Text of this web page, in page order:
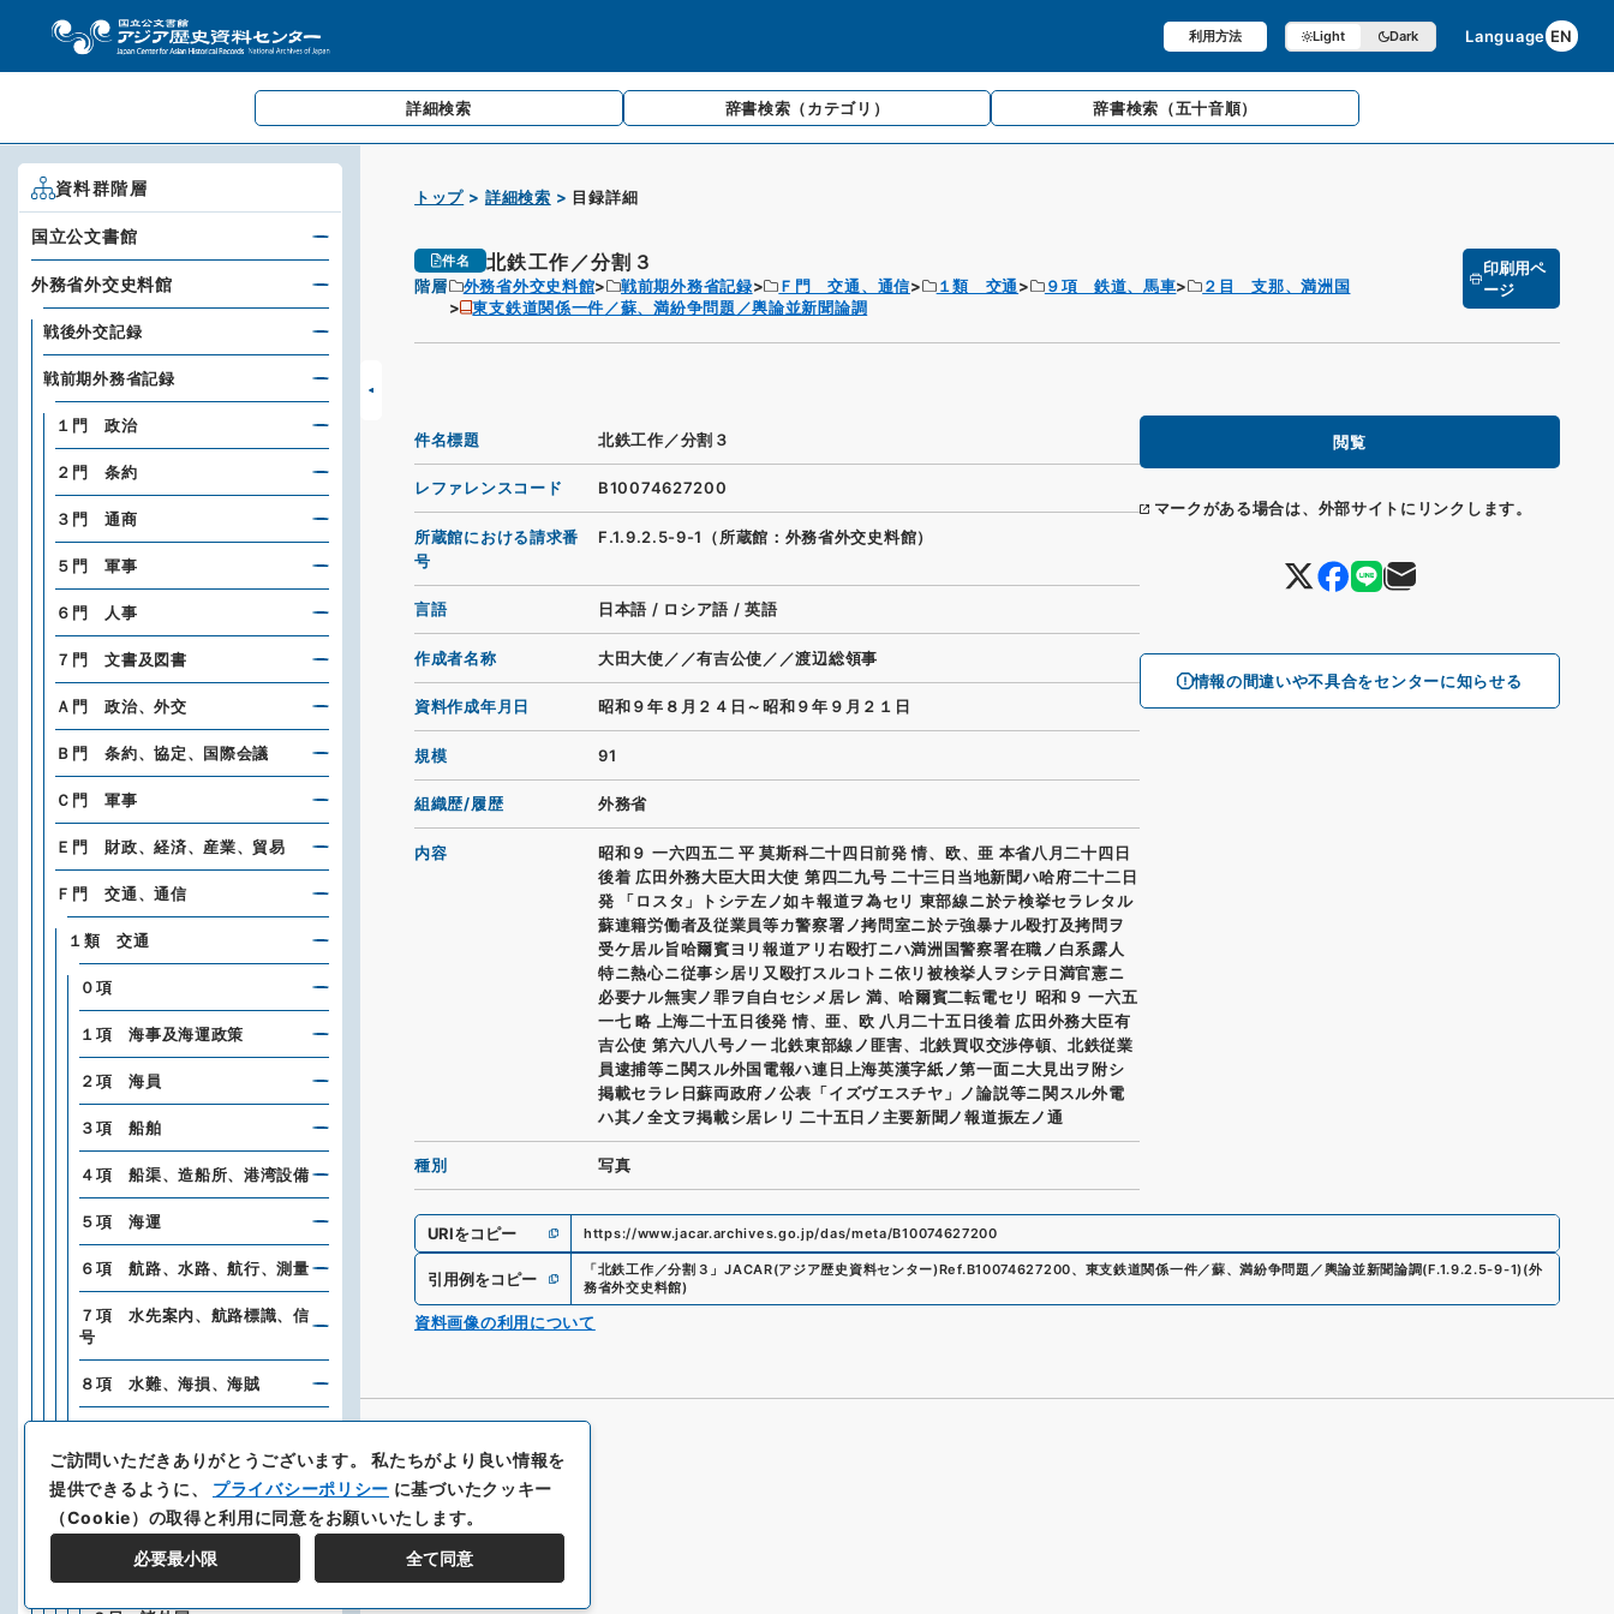
利用方法 Light Dark Language EN
詳細検索 辞書検索 （カテゴリ） 辞書検索 （五十音順）
トップ 詳細検索 目録詳細
件名 北鉄工作／分割３
階層 外務省外交史料館 戦前期外務省記録 Ｆ門 交通、通信 １類 交通 ９項 鉄道、馬車
２目 支那、満洲国
東支鉄道関係一件／蘇、満紛争問題／輿論並新聞論調
印刷用ペ
ージ
閲覧
マークがある場合は、外部サイトにリンクします。
情報の間違いや不具合をセンターに知らせる
件名標題 北鉄工作／分割３
レファレンスコード B10074627200
所蔵館における請求番
号
F.1.9.2.5-9-1（所蔵館：外務省外交史料館）
言語 日本語 / ロシア語 / 英語
作成者名称 大田大使／／有吉公使／／渡辺総領事
資料作成年月日 昭和９年８月２４日～昭和９年９月２１日
規模 91
組織歴/履歴 外務省
内容
昭和９ 一六四五二 平 莫斯科二十四日前発 情、欧、亜 本省八月二十四日
後着 広田外務大臣大田大使 第四二九号 二十三日当地新聞ハ哈府二十二日
発 「ロスタ」トシテ左ノ如キ報道ヲ為セリ 東部線ニ於テ検挙セラレタル
蘇連籍労働者及従業員等カ警察署ノ拷問室ニ於テ強暴ナル殴打及拷問ヲ
受ケ居ル旨哈爾賓ヨリ報道アリ右殴打ニハ満洲国警察署在職ノ白系露人
特ニ熱心ニ従事シ居リ又殴打スルコトニ依リ被検挙人ヲシテ日満官憲ニ
必要ナル無実ノ罪ヲ自白セシメ居レ 満、哈爾賓二転電セリ 昭和９ 一六五
一七 略 上海二十五日後発 情、亜、欧 八月二十五日後着 広田外務大臣有
吉公使 第六八八号ノ一 北鉄東部線ノ匪害、北鉄買収交渉停頓、北鉄従業
員逮捕等ニ関スル外国電報ハ連日上海英漢字紙ノ第一面ニ大見出ヲ附シ
掲載セラレ日蘇両政府ノ公表「イズヴエスチヤ」ノ論説等ニ関スル外電
ハ其ノ全文ヲ掲載シ居レリ 二十五日ノ主要新聞ノ報道振左ノ通
種別 写真
URIをコピー https://www.jacar.archives.go.jp/das/meta/B10074627200
引用例をコピー 「北鉄工作／分割３ 」JACAR(アジア歴史資料センター)Ref.B10074627200、 東支鉄道関係一件／蘇、満紛争問題／輿論並新聞論調(F.1.9.2.5-9-1)(外
務省外交史料館)
資料画像の利用について
資料群階層
国立公文書館
外務省外交史料館
戦後外交記録
戦前期外務省記録
１門 政治
２門 条約
３門 通商
５門 軍事
６門 人事
７門 文書及図書
Ａ門 政治、外交
Ｂ門 条約、協定、国際会議
Ｃ門 軍事
Ｅ門 財政、経済、産業、貿易
Ｆ門 交通、通信
１類 交通
０項
１項 海事及海運政策
２項 海員
３項 船舶
４項 船渠、造船所、港湾設備
５項 海運
６項 航路、水路、航行、測量
７項 水先案内、航路標識、信
号
８項 水難、海損、海賊
１目 帝国
２目 支那、満洲国
ご訪問いただきありがとうございます。私たちがより良い情報を
提供できるように、 プライバシーポリシー に基づいたクッキー
（Cookie）の取得と利用に同意をお願いいたします。
必要最小限 全て同意